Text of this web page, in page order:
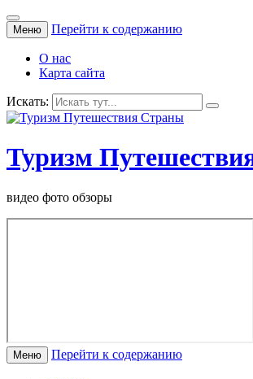
Меню Перейти к содержанию
О нас
Карта сайта
Искать:
Туризм
видео фото обзоры
Меню Перейти к содержанию